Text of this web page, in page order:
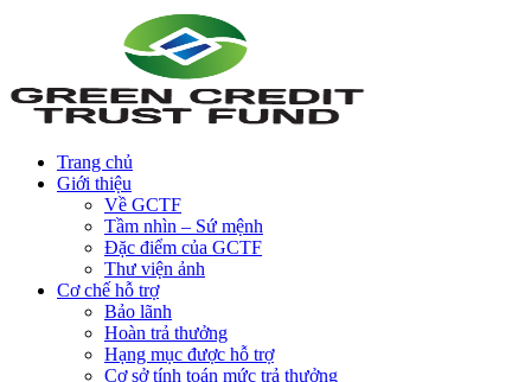
Trang chủ
Giới thiệu
Về GCTF
Tầm nhìn – Sứ mệnh
Đặc điểm của GCTF
Thư viện ảnh
Cơ chế hỗ trợ
Bảo lãnh
Hoàn trả thưởng
Hạng mục được hỗ trợ
Cơ sở tính toán mức trả thưởng